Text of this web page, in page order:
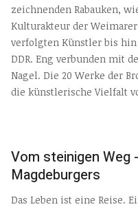
zeichnenden Rabauken,
Kulturakteur der
verfolgten Künstler bis
DDR. Eng verbunden mit
Nagel. Die 20 Werke der
die künstlerische Vielfalt
Vom steinigen Weg
Magdeburgers
Das Leben ist eine Reise.